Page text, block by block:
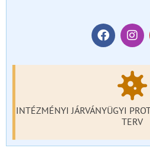
INTÉZMÉNYI JÁRVÁNYÜGYI
TERV